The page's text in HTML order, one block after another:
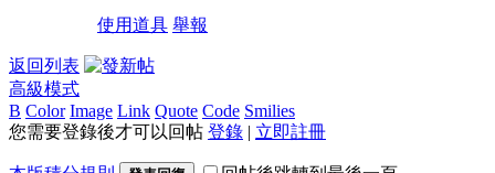
使用道具 舉報
返回列表
高級模式
B Color Image Link Quote Code Smilies
您需要登錄後才可以回帖 登錄 | 立即註冊